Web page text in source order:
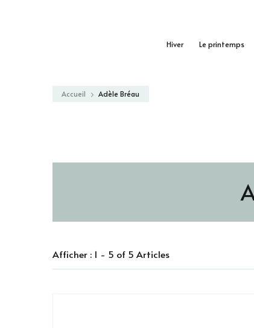
Hiver Le printemps
Accueil Adèle Bréau
Afficher : 1 - 5 of 5 Articles